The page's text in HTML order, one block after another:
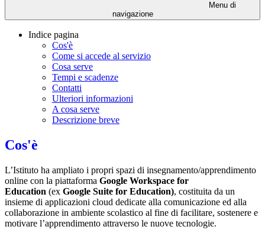
Menu di
navigazione
Indice pagina
Cos'è
Come si accede al servizio
Cosa serve
Tempi e scadenze
Contatti
Ulteriori informazioni
A cosa serve
Descrizione breve
Cos'è
L’Istituto ha ampliato i propri spazi di insegnamento/apprendimento
online con la piattaforma Google Workspace for
Education (ex Google Suite for Education), costituita da un
insieme di applicazioni cloud dedicate alla comunicazione ed alla
collaborazione in ambiente scolastico al fine di facilitare, sostenere e
motivare l’apprendimento attraverso le nuove tecnologie.